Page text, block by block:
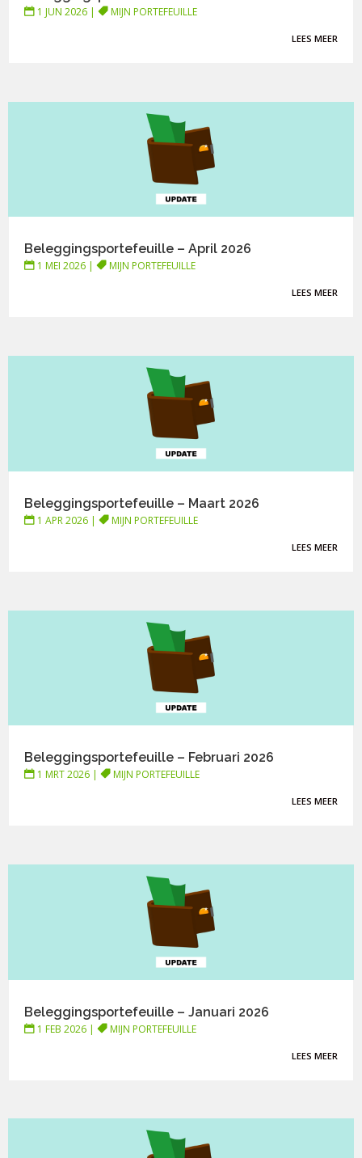
1 JUN 2026 | MIJN PORTEFEUILLE
LEES MEER
Beleggingsportefeuille – April 2026
1 MEI 2026 | MIJN PORTEFEUILLE
LEES MEER
Beleggingsportefeuille – Maart 2026
1 APR 2026 | MIJN PORTEFEUILLE
LEES MEER
Beleggingsportefeuille – Februari 2026
1 MRT 2026 | MIJN PORTEFEUILLE
LEES MEER
Beleggingsportefeuille – Januari 2026
1 FEB 2026 | MIJN PORTEFEUILLE
LEES MEER